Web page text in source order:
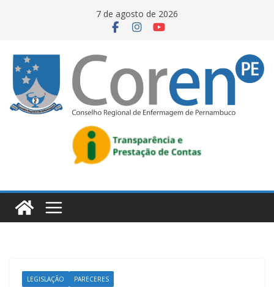
7 de agosto de 2026
LEGISLAÇÃO PARECERES